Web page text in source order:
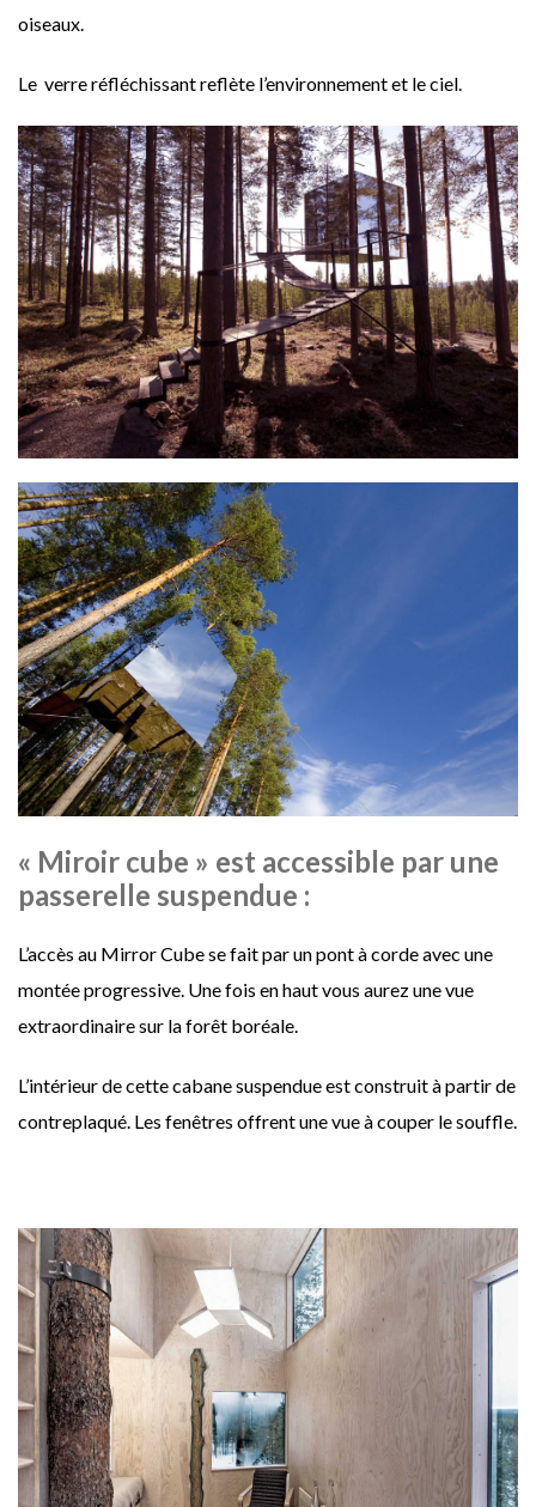
oiseaux.
Le verre réfléchissant reflète l’environnement et le ciel.
« Miroir cube » est accessible par une
passerelle suspendue :
L’accès au Mirror Cube se fait par un pont à corde avec une
montée progressive. Une fois en haut vous aurez une vue
extraordinaire sur la forêt boréale.
L’intérieur de cette cabane suspendue est construit à partir de
contreplaqué. Les fenêtres offrent une vue à couper le souffle.